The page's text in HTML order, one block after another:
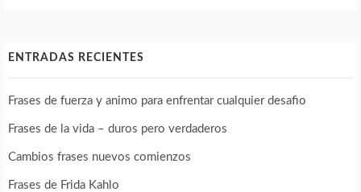
ENTRADAS RECIENTES
Frases de fuerza y animo para enfrentar cualquier desafio
Frases de la vida – duros pero verdaderos
Cambios frases nuevos comienzos
Frases de Frida Kahlo